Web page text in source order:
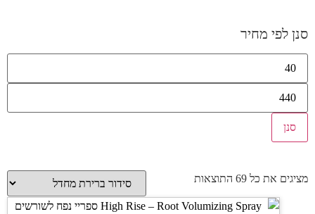
סנן לפי מחיר
סנן
מציגים את כל ⁦69⁩ התוצאות